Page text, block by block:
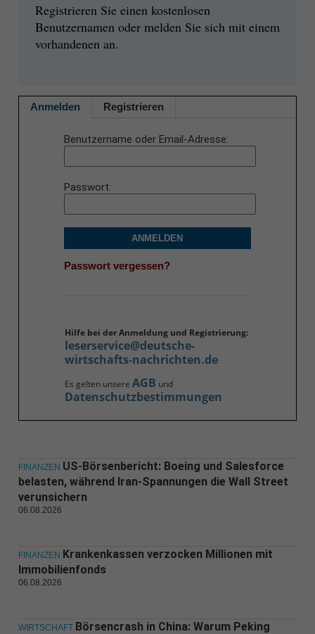
Registrieren Sie einen kostenlosen
Benutzernamen oder melden Sie sich mit einem
vorhandenen an.
Anmelden Registrieren
Benutzername oder Email-Adresse
Passwort
ANMELDEN
Passwort vergessen?
Hilfe bei der Anmeldung und Registrierung:
leserservice@deutsche-
wirtschafts-nachrichten.de
Es gelten unsere AGB und
Datenschutzbestimmungen
FINANZEN US-Börsenbericht: Boeing und Salesforce
belasten, während Iran-Spannungen die Wall Street
verunsichern
06.08.2026
FINANZEN Krankenkassen verzocken Millionen mit
Immobilienfonds
06.08.2026
WIRTSCHAFT Börsencrash in China: Warum Peking